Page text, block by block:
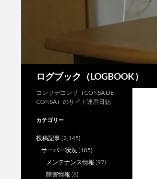
ログブック（LOGBOOK）
コンサデコンサ（CONSA DE
CONSA）のサイト運用日誌
カテゴリー
投稿記事(2,145)
サーバー状況(105)
メンテナンス情報 (97)
障害情報 (8)